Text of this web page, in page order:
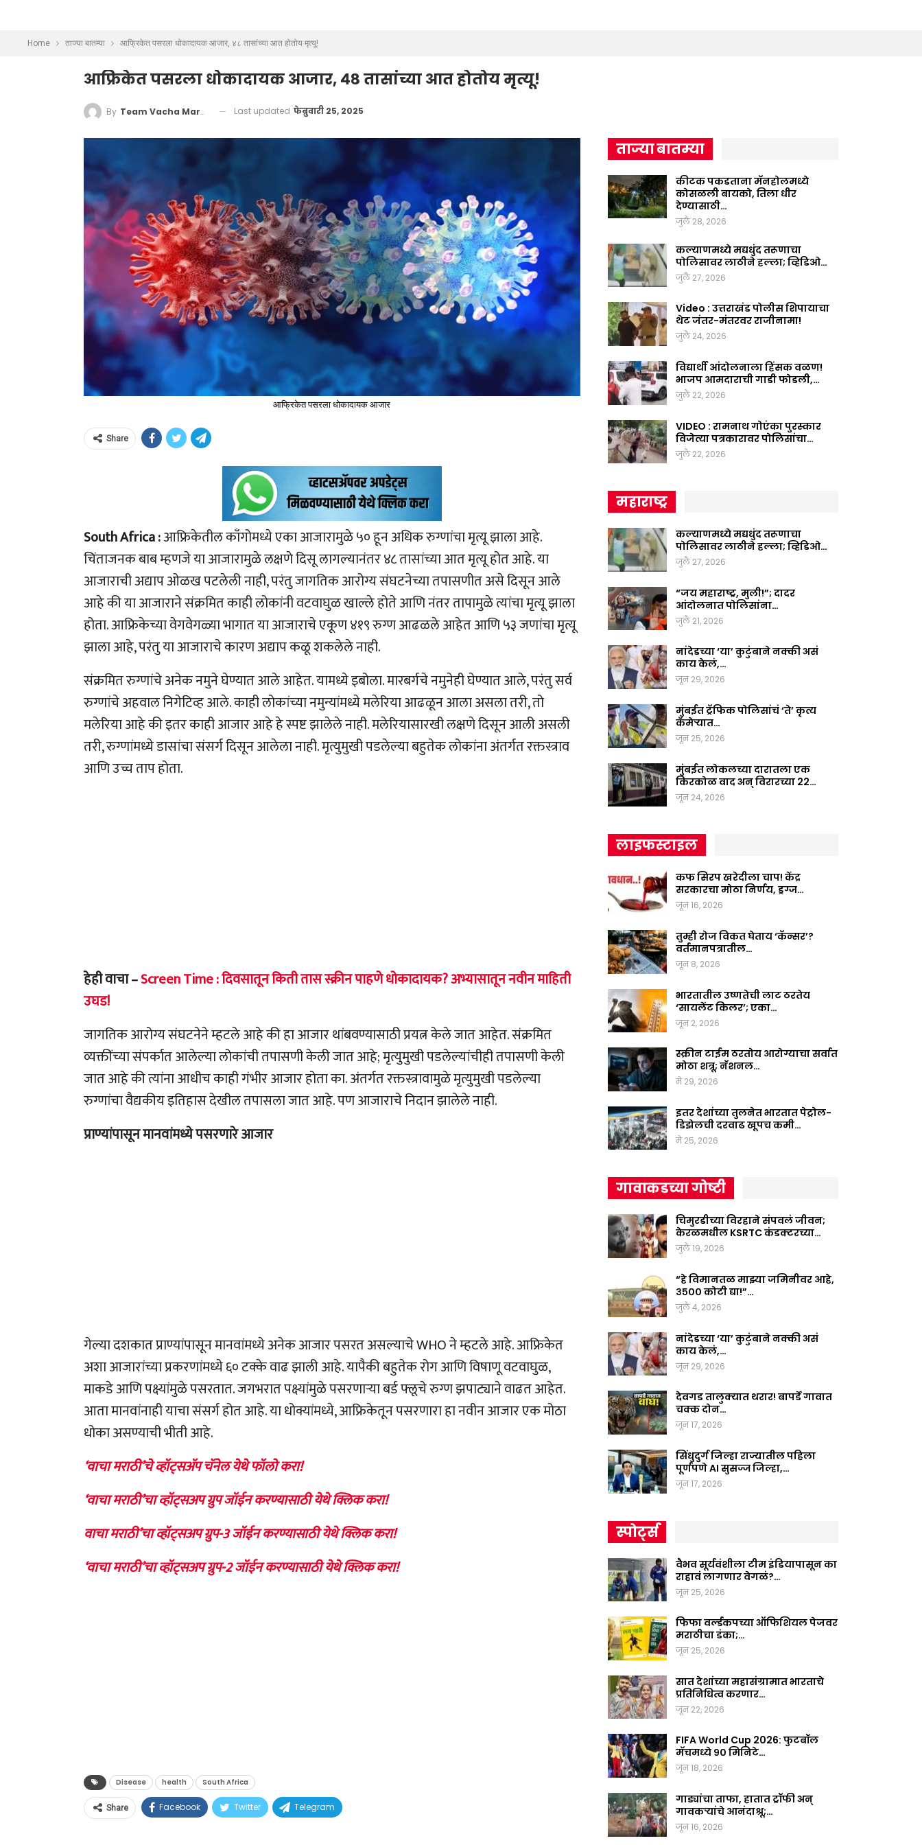
Home ताज्या बातम्या आफ्रिकेत पसरला धोकादायक आजार, ४८ तासांच्या आत होतोय मृत्यू!
आफ्रिकेत पसरला धोकादायक आजार, ४८ तासांच्या आत होतोय मृत्यू!
By Team Vacha Marathi Last updated फेब्रुवारी 25, 2025
आफ्रिकेत पसरला धोकादायक आजार
Share
South Africa :आफ्रिकेतील काँगोमध्ये एका आजारामुळे ५० हून अधिक रुग्णांचा मृत्यू झाला आहे.
चिंताजनक बाब म्हणजे या आजारामुळे लक्षणे दिसू लागल्यानंतर ४८ तासांच्या आत मृत्यू होत आहे. या
आजाराची अद्याप ओळख पटलेली नाही, परंतु जागतिक आरोग्य संघटनेच्या तपासणीत असे दिसून आले
आहे की या आजाराने संक्रमित काही लोकांनी वटवाघुळ खाल्ले होते आणि नंतर तापामुळे त्यांचा मृत्यू झाला
होता. आफ्रिकेच्या वेगवेगळ्या भागात या आजाराचे एकूण ४१९ रुग्ण आढळले आहेत आणि ५३ जणांचा मृत्यू
झाला आहे, परंतु या आजाराचे कारण अद्याप कळू शकलेले नाही.
संक्रमित रुग्णांचे अनेक नमुने घेण्यात आले आहेत. यामध्ये इबोला. मारबर्गचे नमुनेही घेण्यात आले, परंतु सर्व
रुग्णांचे अहवाल निगेटिव्ह आले. काही लोकांच्या नमुन्यांमध्ये मलेरिया आढळून आला असला तरी, तो
मलेरिया आहे की इतर काही आजार आहे हे स्पष्ट झालेले नाही. मलेरियासारखी लक्षणे दिसून आली असली
तरी, रुग्णांमध्ये डासांचा संसर्ग दिसून आलेला नाही. मृत्युमुखी पडलेल्या बहुतेक लोकांना अंतर्गत रक्तस्त्राव
आणि उच्च ताप होता.
हेही वाचा –Screen Time : दिवसातून किती तास स्क्रीन पाहणे धोकादायक? अभ्यासातून नवीन माहिती
उघड!
जागतिक आरोग्य संघटनेने म्हटले आहे की हा आजार थांबवण्यासाठी प्रयत्न केले जात आहेत. संक्रमित
व्यक्तींच्या संपर्कात आलेल्या लोकांची तपासणी केली जात आहे; मृत्युमुखी पडलेल्यांचीही तपासणी केली
जात आहे की त्यांना आधीच काही गंभीर आजार होता का. अंतर्गत रक्तस्त्रावामुळे मृत्युमुखी पडलेल्या
रुग्णांचा वैद्यकीय इतिहास देखील तपासला जात आहे. पण आजाराचे निदान झालेले नाही.
प्राण्यांपासून मानवांमध्ये पसरणारे आजार
गेल्या दशकात प्राण्यांपासून मानवांमध्ये अनेक आजार पसरत असल्याचे WHO ने म्हटले आहे. आफ्रिकेत
अशा आजारांच्या प्रकरणांमध्ये ६० टक्के वाढ झाली आहे. यापैकी बहुतेक रोग आणि विषाणू वटवाघुळ,
माकडे आणि पक्ष्यांमुळे पसरतात. जगभरात पक्ष्यांमुळे पसरणाऱ्या बर्ड फ्लूचे रुग्ण झपाट्याने वाढत आहेत.
आता मानवांनाही याचा संसर्ग होत आहे. या धोक्यांमध्ये, आफ्रिकेतून पसरणारा हा नवीन आजार एक मोठा
धोका असण्याची भीती आहे.
‘वाचा मराठी’चे व्हॉट्सॲप चॅनेल येथे फॉलो करा!
‘वाचा मराठी’चा व्हॉट्सअप ग्रुप जॉईन करण्यासाठी येथे क्लिक करा!
वाचा मराठी’चा व्हॉट्सअप ग्रुप-3 जॉईन करण्यासाठी येथे क्लिक करा!
‘वाचा मराठी’चा व्हॉट्सअप ग्रुप-2 जॉईन करण्यासाठी येथे क्लिक करा!
Disease health South Africa
Share Facebook Twitter Telegram
ताज्या बातम्या
कीटक पकडताना मॅनहोलमध्ये
कोसळली बायको, तिला धीर
देण्यासाठी…
जुलै 28, 2026
कल्याणमध्ये मद्यधुंद तरूणाचा
पोलिसावर लाठीने हल्ला; व्हिडिओ…
जुलै 27, 2026
Video : उत्तराखंड पोलीस शिपायाचा
थेट जंतर-मंतरवर राजीनामा!
जुलै 24, 2026
विद्यार्थी आंदोलनाला हिंसक वळण!
भाजप आमदाराची गाडी फोडली,…
जुलै 22, 2026
VIDEO : रामनाथ गोएंका पुरस्कार
विजेत्या पत्रकारावर पोलिसांचा…
जुलै 22, 2026
महाराष्ट्र
कल्याणमध्ये मद्यधुंद तरूणाचा
पोलिसावर लाठीने हल्ला; व्हिडिओ…
जुलै 27, 2026
“जय महाराष्ट्र, मुली!”; दादर
आंदोलनात पोलिसांना…
जुलै 21, 2026
नांदेडच्या ‘या’ कुटुंबाने नक्की असं
काय केलं,…
जून 29, 2026
मुंबईत ट्रॅफिक पोलिसांचं ‘ते’ कृत्य
कॅमेऱ्यात…
जून 25, 2026
मुंबईत लोकलच्या दारातला एक
किरकोळ वाद अन् विरारच्या 22…
जून 24, 2026
लाइफस्टाइल
कफ सिरप खरेदीला चाप! केंद्र
सरकारचा मोठा निर्णय, ड्रग्ज…
जून 16, 2026
तुम्ही रोज विकत घेताय ‘कॅन्सर’?
वर्तमानपत्रातील…
जून 8, 2026
भारतातील उष्णतेची लाट ठरतेय
‘सायलेंट किलर’; एका…
जून 2, 2026
स्क्रीन टाईम ठरतोय आरोग्याचा सर्वात
मोठा शत्रू; नॅशनल…
मे 29, 2026
इतर देशांच्या तुलनेत भारतात पेट्रोल-
डिझेलची दरवाढ खूपच कमी…
मे 25, 2026
गावाकडच्या गोष्टी
चिमुरडीच्या विरहाने संपवलं जीवन;
केरळमधील KSRTC कंडक्टरच्या…
जुलै 19, 2026
“हे विमानतळ माझ्या जमिनीवर आहे,
३५०० कोटी द्या!”…
जुलै 4, 2026
नांदेडच्या ‘या’ कुटुंबाने नक्की असं
काय केलं,…
जून 29, 2026
देवगड तालुक्यात थरार! बापर्डे गावात
चक्क दोन…
जून 17, 2026
सिंधुदुर्ग जिल्हा राज्यातील पहिला
पूर्णपणे AI सुसज्ज जिल्हा,…
जून 17, 2026
स्पोर्ट्स
वैभव सूर्यवंशीला टीम इंडियापासून का
राहावं लागणार वेगळं?…
जून 25, 2026
फिफा वर्ल्डकपच्या ऑफिशियल पेजवर
मराठीचा डंका;…
जून 25, 2026
सात देशांच्या महासंग्रामात भारताचे
प्रतिनिधित्व करणार…
जून 22, 2026
FIFA World Cup 2026: फुटबॉल
मॅचमध्ये ९० मिनिटे…
जून 18, 2026
गाड्यांचा ताफा, हातात ट्रॉफी अन्
गावकऱ्यांचे आनंदाश्रू;…
जून 16, 2026